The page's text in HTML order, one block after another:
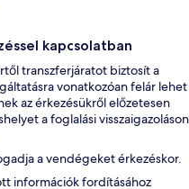
kapcsolatban
transzferjáratot biztosít a
vonatkozóan felár lehet
az érkezésükről előzetesen
a foglalási visszaigazoláson
a vendégeket érkezéskor.
információk fordításához